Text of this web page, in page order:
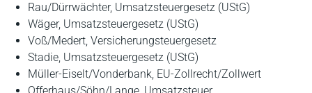
Rau/Dürrwächter, Umsatzsteuergesetz (UStG)
Wäger, Umsatzsteuergesetz (UStG)
Voß/Medert, Versicherungsteuergesetz
Stadie, Umsatzsteuergesetz (UStG)
Müller-Eiselt/Vonderbank, EU-Zollrecht/Zollwert